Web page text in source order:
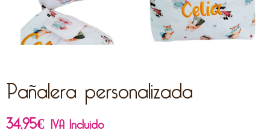
Pañalera personalizada
34,95€ IVA Incluido